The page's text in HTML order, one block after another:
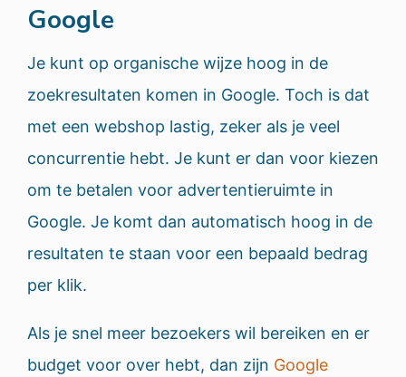
Google
Je kunt op organische wijze hoog in de
zoekresultaten komen in Google. Toch is dat
met een webshop lastig, zeker als je veel
concurrentie hebt. Je kunt er dan voor kiezen
om te betalen voor advertentieruimte in
Google. Je komt dan automatisch hoog in de
resultaten te staan voor een bepaald bedrag
per klik.
Als je snel meer bezoekers wil bereiken en er
budget voor over hebt, dan zijn Google